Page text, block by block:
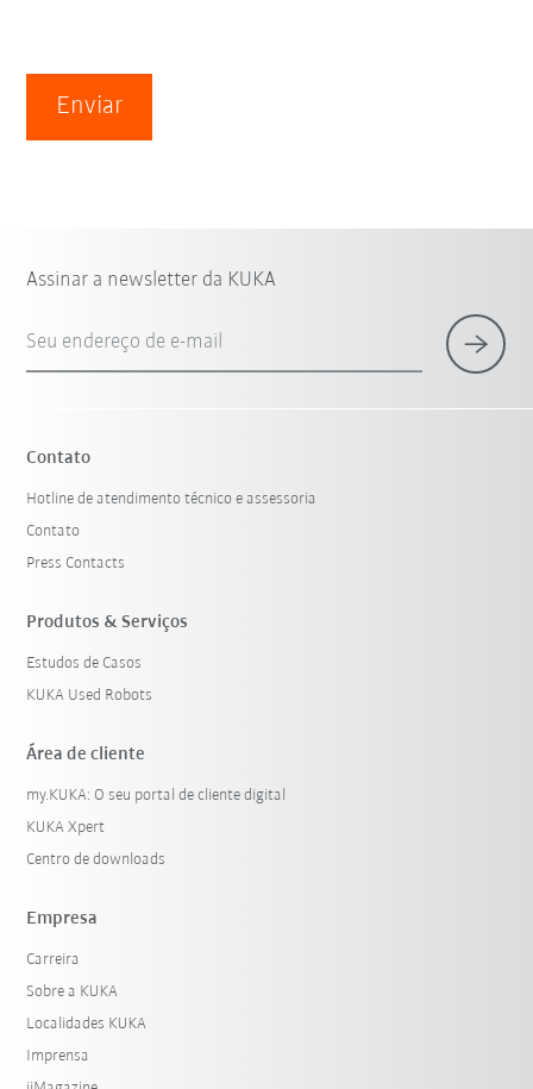
Enviar
Assinar a newsletter da KUKA
Seu endereço de e-mail
Contato
Hotline de atendimento técnico e assessoria
Contato
Press Contacts
Produtos & Serviços
Estudos de Casos
KUKA Used Robots
Área de cliente
my.KUKA: O seu portal de cliente digital
KUKA Xpert
Centro de downloads
Empresa
Carreira
Sobre a KUKA
Localidades KUKA
Imprensa